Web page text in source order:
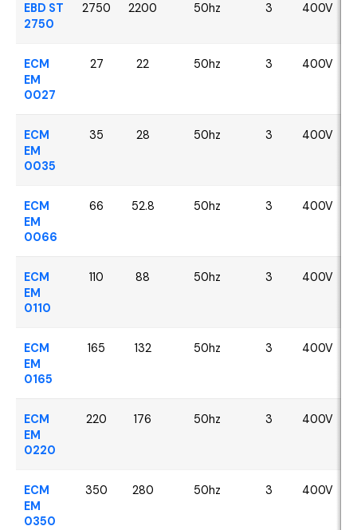
EBD ST
2750
2750 2200 50hz 3 400V
ECM
EM
0027
27 22 50hz 3 400V
ECM
EM
0035
35 28 50hz 3 400V
ECM
EM
0066
66 52.8 50hz 3 400V
ECM
EM
0110
110 88 50hz 3 400V
ECM
EM
0165
165 132 50hz 3 400V
ECM
EM
0220
220 176 50hz 3 400V
ECM
EM
0350
350 280 50hz 3 400V